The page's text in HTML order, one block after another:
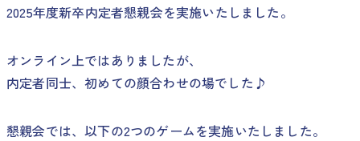
2025年度新卒内定者懇親会を実施いたしました。
オンライン上ではありましたが、
内定者同士、初めての顔合わせの場でした♪
懇親会では、以下の2つのゲームを実施いたしました。